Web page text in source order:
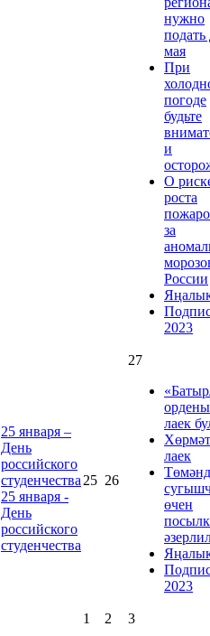
нужно
подать
мая
При
погоде
будьте
и
О
роста
за
России
2023
25 января –
День
российского
студенчества
25 января -
День
российского
студенчества
25 26
27
лаек
лаек
өчен
2023
1 2 3